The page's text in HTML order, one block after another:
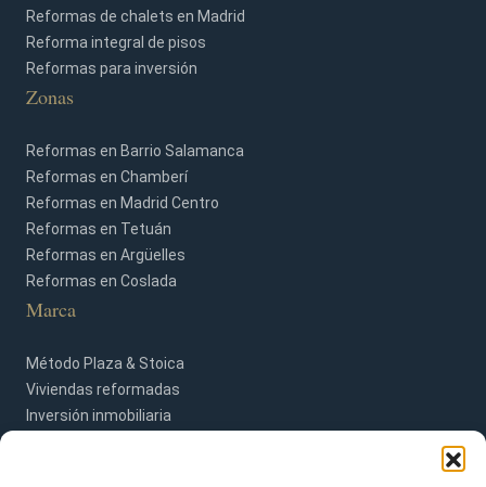
Reformas de chalets en Madrid
Reforma integral de pisos
Reformas para inversión
Zonas
Reformas en Barrio Salamanca
Reformas en Chamberí
Reformas en Madrid Centro
Reformas en Tetuán
Reformas en Argüelles
Reformas en Coslada
Marca
Método Plaza & Stoica
Viviendas reformadas
Inversión inmobiliaria